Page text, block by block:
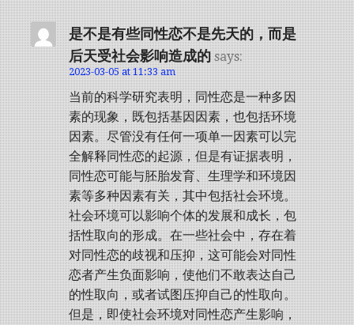
是不是有些同性恋不是先天的，而是
后天受社会影响造成的 says:
2023-03-05 at 11:33 am
当前的科学研究表明，同性恋是一种多因
素的现象，既包括基因因素，也包括环境
因素。尽管没有任何一项单一因素可以完
全解释同性恋的起源，但是有证据表明，
同性恋可能与胚胎发育、生理学和环境因
素等多种因素有关，其中包括社会环境。
社会环境可以影响个体的发展和成长，包
括性取向的形成。在一些社会中，存在着
对同性恋的歧视和压抑，这可能会对同性
恋者产生负面影响，使他们不敢表达自己
的性取向，或者试图压抑自己的性取向。
但是，即使社会环境对同性恋产生影响，